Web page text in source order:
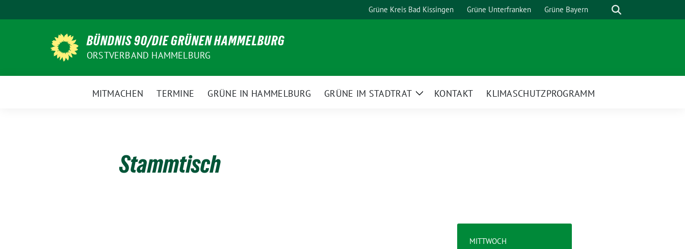
zum
Grüne Kreis Bad Kissingen Grüne Unterfranken Grüne Bayern Suche
BÜNDNIS 90/DIE GRÜNEN HAMMELBURG
ORSTVERBAND HAMMELBURG
MITMACHEN TERMINE GRÜNE IN HAMMELBURG GRÜNE IM STADTRAT
ZeigeKONTAKT KLIMASCHUTZPROGRAMM
Stammtisch
MITTWOCH